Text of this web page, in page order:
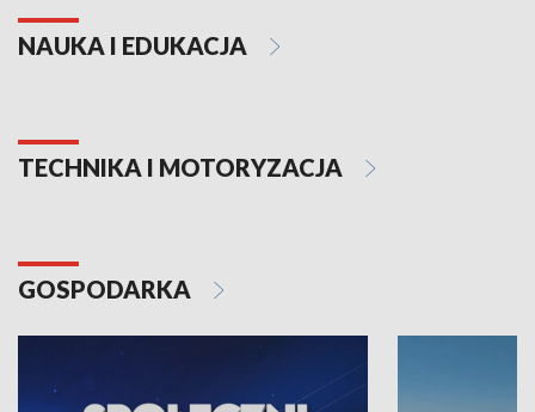
NAUKA I EDUKACJA
TECHNIKA I MOTORYZACJA
GOSPODARKA